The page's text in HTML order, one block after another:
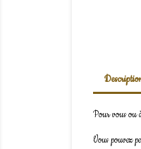
Pour vous ou
Vous pouvez